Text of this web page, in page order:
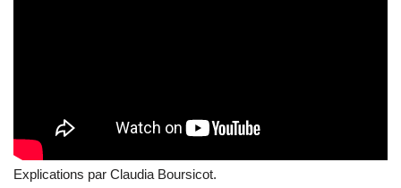
Explications par Claudia Boursicot.